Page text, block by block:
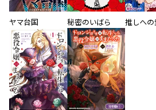
ヤマ台国 秘密のいばら